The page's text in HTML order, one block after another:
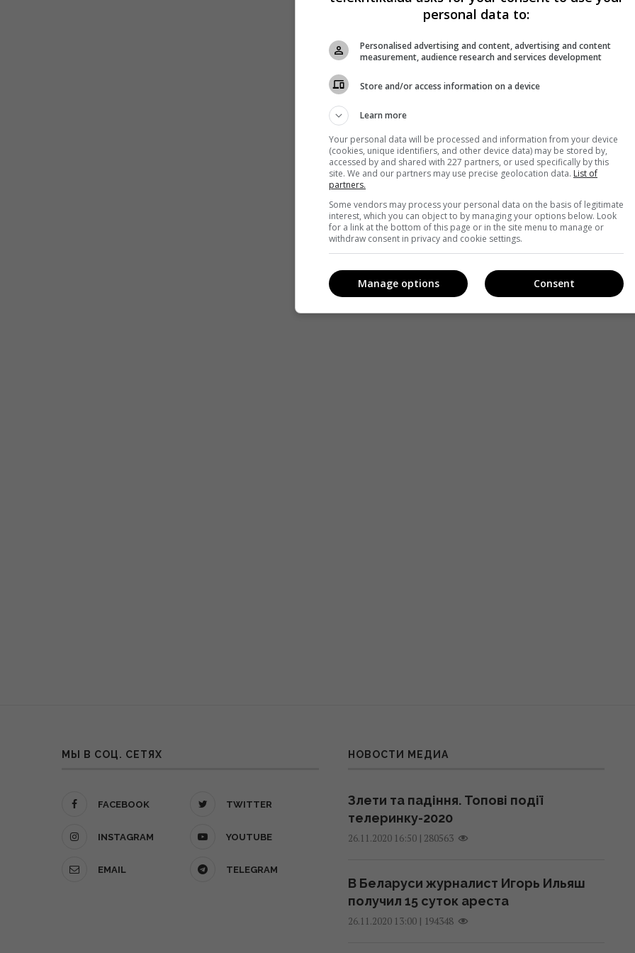
МЫ В СОЦ. СЕТЯХ
FACEBOOK TWITTER
INSTAGRAM YOUTUBE
EMAIL TELEGRAM
НОВОСТИ МЕДИА
Злети та падіння. Топові події
телеринку-2020
26.11.2020 16:50| 280563
В Беларуси журналист Игорь Ильяш
получил 15 суток ареста
26.11.2020 13:00| 194348
personal data to:
Personalised advertising and content, advertising and content
measurement, audience research and services development
Store and/or access information on a device
Learn more
Your personal data will be processed and information from your device
(cookies, unique identifiers, and other device data) may be stored by,
accessed by and shared with 227 partners, or used specifically by this
site. We and our partners may use precise geolocation data. List of
partners.
Some vendors may process your personal data on the basis of legitimate
interest, which you can object to by managing your options below. Look
for a link at the bottom of this page or in the site menu to manage or
withdraw consent in privacy and cookie settings.
Consent
Manage options